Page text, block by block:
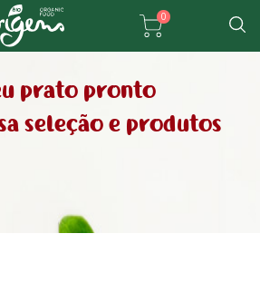
Passar
para
o
conteúdo
principal
0
prato pronto
seleção e produtos